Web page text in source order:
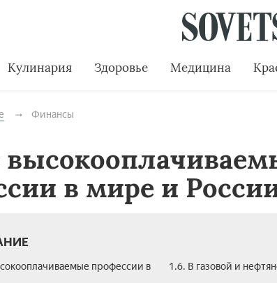
Кулинария Здоровье Медицина
Финансы
в мире и
профессии в
1.6. В газовой и